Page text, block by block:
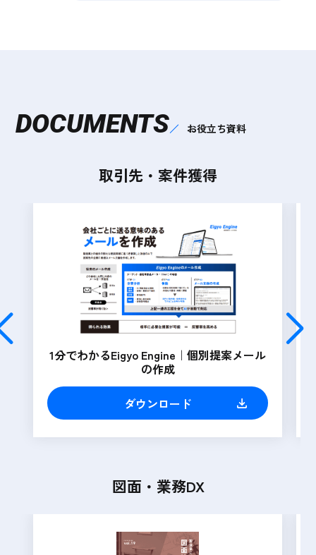
DOCUMENTS お役立ち資料
取引先・案件獲得
1分でわかるEigyo Engine｜個別提案メール
の作成
ダウンロード
図面・業務DX